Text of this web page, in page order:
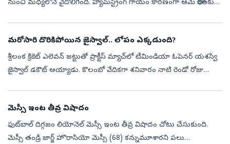
నుంచి మధ్యలోనే వైదొలిగింది. హ్యామ్‌స్ట్రింగ్‌ గాయం కారణంగా ఆమె భారత్‌కు
మరోసారి దొరికిపోయిన జైస్వాల్‌.. లోపం ఎక్కడుంది?
శ్రీలంక క్రికెట్‌ ఎలెవన్‌ జట్టుతో ప్రాక్టీస్‌ మ్యాచ్‌లో టీమిండియా ఓపెనర్‌ యశస్వి
జైస్వాల్‌ డకౌట్‌ అయ్యాడు. కొలంబో వేదికగా శనివారం నాటి రెండో రోజు
మెస్సీ ఇంట తీవ్ర విషాదం
ఫుట్‌బాల్ దిగ్గజం లియోనెల్ మెస్సీ ఇంట తీవ్ర విషాదం చోటు చేసుకుంది.
మెస్సీ తండ్రి జార్జ్ హొరాసియో మెస్సీ (68) కన్నుమూశారని పలు